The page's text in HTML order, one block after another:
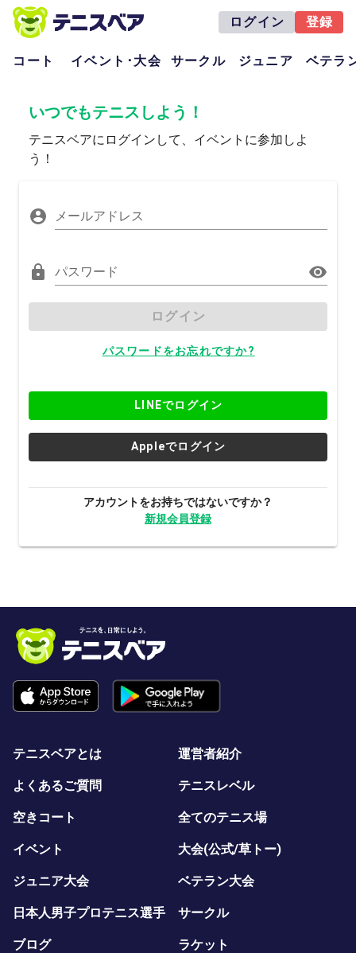
ログイン 登録
コート イベント･大会 サークル ジュニア ベテラ
いつでもテニスしよう！
テニスベアにログインして、イベントに参加しよ
う！
メールアドレス
パスワード
ログイン
パスワードをお忘れですか?
LINEでログイン
Appleでログイン
アカウントをお持ちではないですか？
新規会員登録
テニスベアとは 運営者紹介
よくあるご質問 テニスレベル
空きコート 全てのテニス場
イベント 大会(公式/草トー)
ジュニア大会 ベテラン大会
日本人男子プロテニス選手 サークル
ブログ ラケット